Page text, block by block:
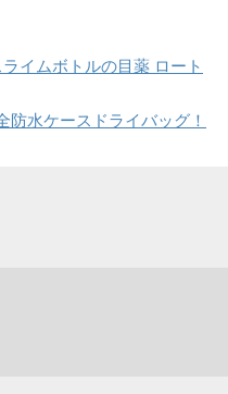
イムボトルの目薬 ロート
防水ケースドライバッグ！